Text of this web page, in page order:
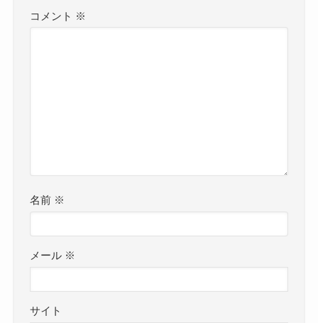
コメント ※
名前 ※
メール ※
サイト